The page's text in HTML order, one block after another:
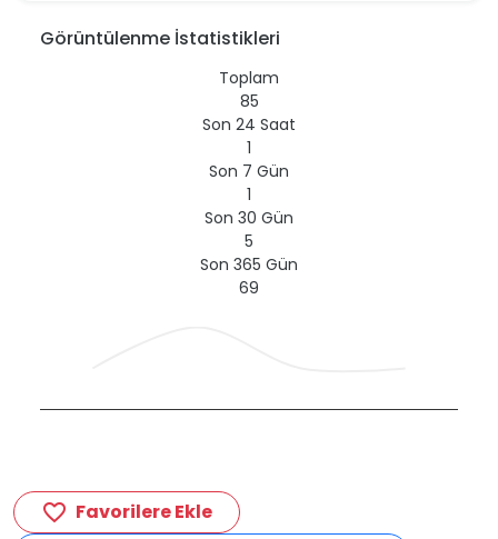
Görüntülenme İstatistikleri
Toplam
85
Son 24 Saat
1
Son 7 Gün
1
Son 30 Gün
5
Son 365 Gün
69
favorite_border Favorilere Ekle